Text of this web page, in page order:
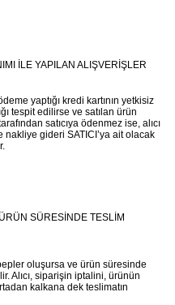
İLE YAPILAN ALIŞVERİŞLER
yaptığı kredi kartının yetkisiz
tespit edilirse ve satılan ürün
satıcıya ödenmez ise, alıcı
gideri SATICI’ya ait olacak
SÜRESİNDE TESLİM
oluşursa ve ürün süresinde
Alıcı, siparişin iptalini, ürünün
kalkana dek teslimatın